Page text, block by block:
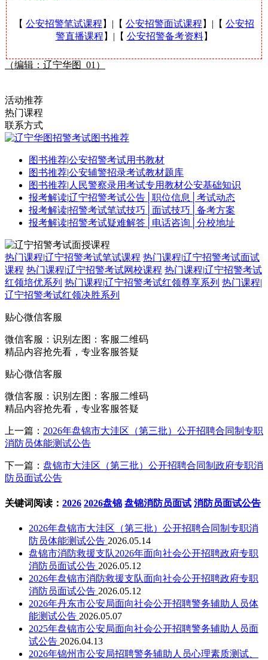
【 公安招警笔试课程 】|【 公安招警面试课程 】|【 公安招
警直播课程 】|【 公安招警备考资料】
（编辑：辽宁华图_01）
活动推荐
热门课程
联系方式
图书推荐|公安招警考试用书教材
图书推荐|公安辅警招录考试教材题库
图书推荐| 人民警察录用考试专用教材公安基础知识
报考解读|辽宁招警考试公告│职位信息│考试动态
报考解读|招警考试笔试技巧│面试技巧│备考方案
报考解读|招警考试疑难解答│电话咨询│分校地址
热门课程|辽宁招警考试笔试课程 热门课程|辽宁招警考试面试
课程 热门课程|辽宁招警考试网校课程 热门课程|辽宁招警考试
红领培优系列 热门课程|辽宁招警考试红领尊享系列 热门课程|
辽宁招警考试红领决胜系列
贴心微信客服
微信客服： 识别左图：客服二维码
精品内容抢先看，专业客服答疑
贴心微信客服
微信客服： 识别左图：客服二维码
精品内容抢先看，专业客服答疑
上一篇： 2026年盘锦市大洼区（第三批）公开招聘合同制专职
消防员体能测试公告
下一篇： 盘锦市大洼区（第三批）公开招聘合同制政府专职消
防员面试公告
关键词阅读： 2026 2026盘锦 盘锦消防员面试 消防员面试公告
2026年盘锦市大洼区（第三批）公开招聘合同制专职消
防员体能测试公告 2026.05.14
盘锦市消防救援支队2026年面向社会公开招聘政府专职
消防员面试公告 2026.05.12
2026年盘锦市消防救援支队面向社会公开招聘政府专职
消防员面试公告 2026.05.12
2026年丹东市公安局面向社会公开招聘警务辅助人员体
能测试公告 2026.05.07
2025年盘锦市公安局面向社会公开招聘警务辅助人员面
试公告 2026.04.13
2026年锦州市公安局招聘警务辅助人员心理素质测试、